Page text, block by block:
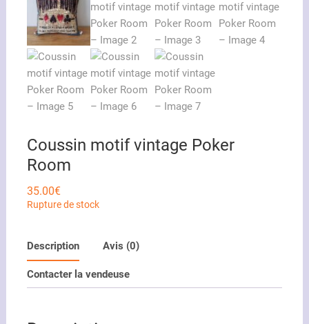
Coussin motif vintage Poker
Room
35.00€
Rupture de stock
Description Avis (0)
Contacter la vendeuse